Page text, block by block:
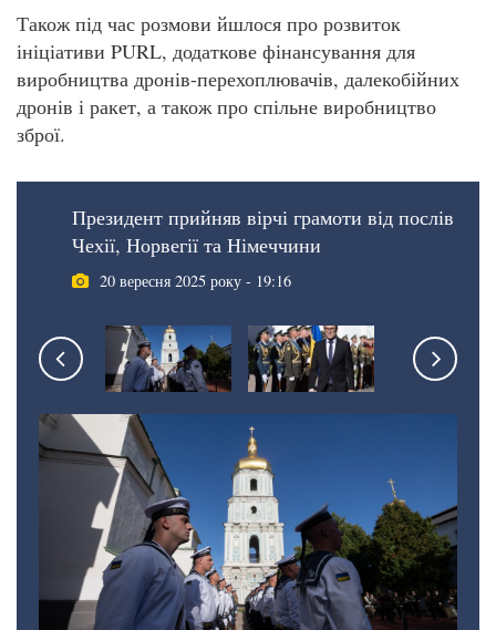
Також під час розмови йшлося про розвиток
ініціативи PURL, додаткове фінансування для
виробництва дронів-перехоплювачів, далекобійних
дронів і ракет, а також про спільне виробництво
зброї.
Президент прийняв вірчі грамоти від послів
Чехії, Норвегії та Німеччини
20 вересня 2025 року - 19:16